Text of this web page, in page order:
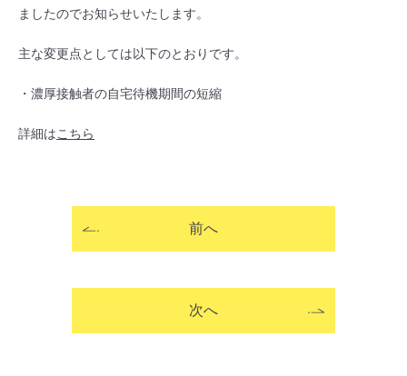
ましたのでお知らせいたします。
主な変更点としては以下のとおりです。
・濃厚接触者の自宅待機期間の短縮
詳細はこちら
前へ
次へ